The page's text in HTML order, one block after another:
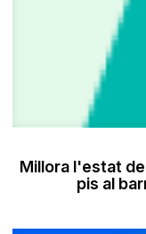
Millora l'estat
pis al